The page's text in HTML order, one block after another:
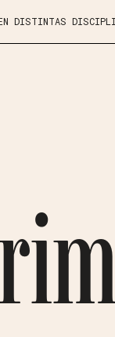
DISTINTAS